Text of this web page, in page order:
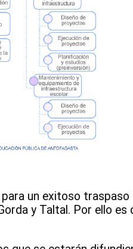
un exitoso traspaso
y Taltal. Por ello